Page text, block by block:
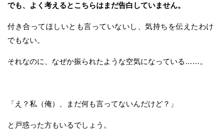
でも、よく考えるとこちらはまだ告白していません。
付き合ってほしいとも言っていないし、気持ちを伝えたわけ
でもない。
それなのに、なぜか振られたような空気になっている……。
「え？私（俺）、まだ何も言ってないんだけど？」
と戸惑った方もいるでしょう。